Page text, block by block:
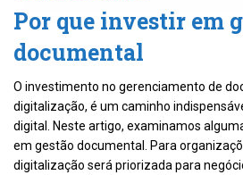
Por que investir em
documental
O investimento no gerenciamento de
digitalização, é um caminho
digital. Neste artigo, examinamos
em gestão documental. Para
digitalização será priorizada para